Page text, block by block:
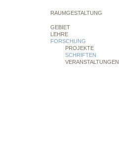
RAUMGESTALTUNG
GEBIET
LEHRE
FORSCHUNG
PROJEKTE
SCHRIFTEN
VERANSTALTUNGEN